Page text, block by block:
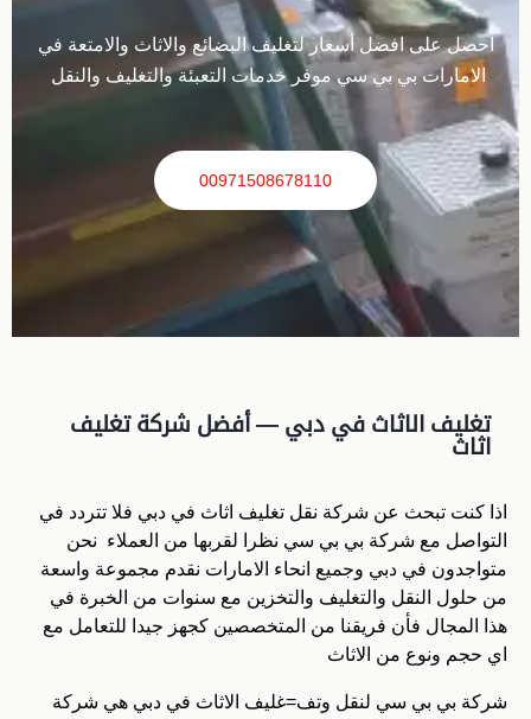
احصل على افضل أسعار لتغليف البضائع والاثاث والامتعة في
الامارات بي بي سي موفر خدمات التعبئة والتغليف والنقل
00971508678110
تغليف الاثاث في دبي — أفضل شركة تغليف
اثاث
اذا كنت تبحث عن شركة نقل تغليف اثاث في دبي فلا تتردد في
التواصل مع شركة بي بي سي نظرا لقربها من العملاء نحن
متواجدون في دبي وجميع انحاء الامارات نقدم مجموعة واسعة
من حلول النقل والتغليف والتخزين مع سنوات من الخبرة في
هذا المجال فأن فريقنا من المتخصصين كجهز جيدا للتعامل مع
اي حجم ونوع من الاثاث
شركة بي بي سي لنقل وتف=غليف الاثاث في دبي هي شركة